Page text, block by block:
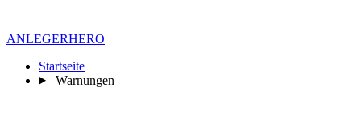
ANLEGERHERO
Startseite
Warnungen